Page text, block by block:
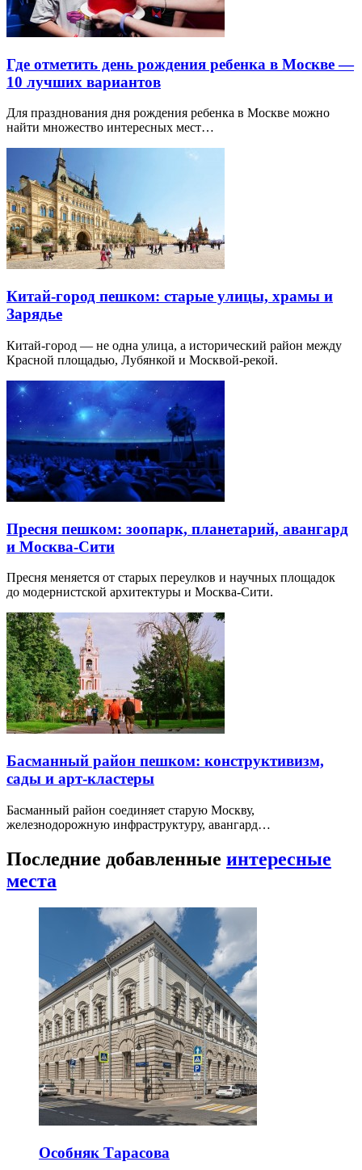
Где отметить день рождения ребенка в Москве —
10 лучших вариантов
Для празднования дня рождения ребенка в Москве можно
найти множество интересных мест…
Китай-город пешком: старые улицы, храмы и
Зарядье
Китай-город — не одна улица, а исторический район между
Красной площадью, Лубянкой и Москвой-рекой.
Пресня пешком: зоопарк, планетарий, авангард
и Москва-Сити
Пресня меняется от старых переулков и научных площадок
до модернистской архитектуры и Москва-Сити.
Басманный район пешком: конструктивизм,
сады и арт-кластеры
Басманный район соединяет старую Москву,
железнодорожную инфраструктуру, авангард…
Последние добавленные интересные
места
Особняк Тарасова